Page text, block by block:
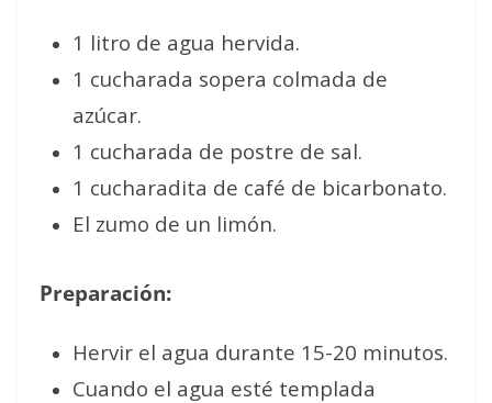
1 litro de agua hervida.
1 cucharada sopera colmada de
azúcar.
1 cucharada de postre de sal.
1 cucharadita de café de bicarbonato.
El zumo de un limón.
Preparación:
Hervir el agua durante 15-20 minutos.
Cuando el agua esté templada